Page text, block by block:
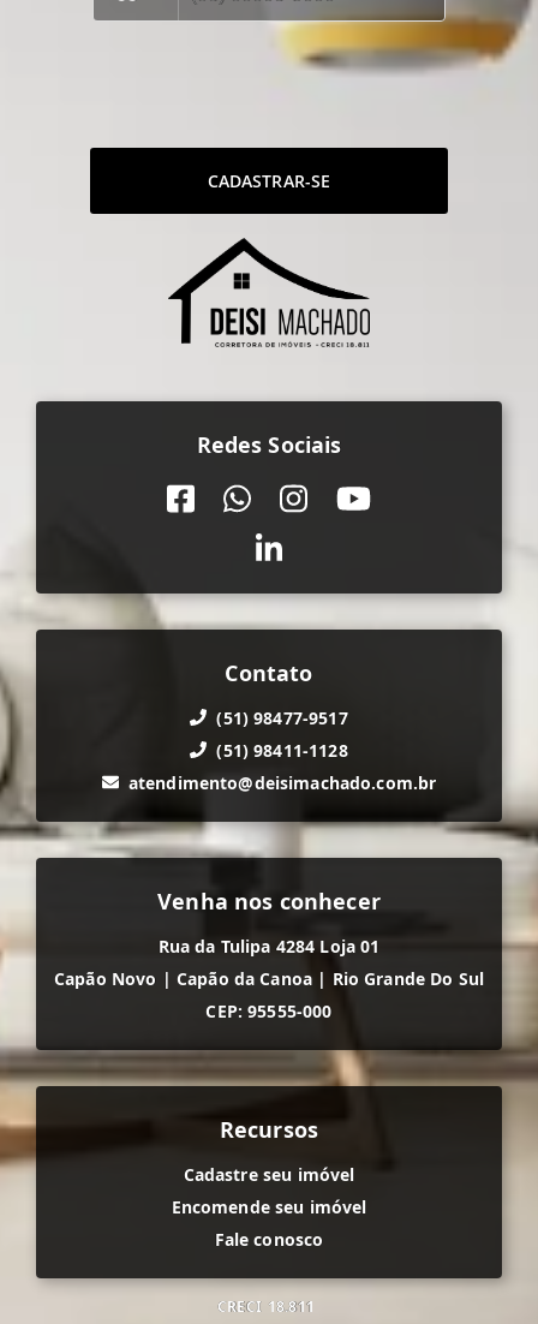
CADASTRAR-SE
Redes Sociais
Contato
(51) 98477-9517
(51) 98411-1128
atendimento@deisimachado.com.br
Venha nos conhecer
Rua da Tulipa 4284 Loja 01
Capão Novo | Capão da Canoa | Rio Grande Do Sul
CEP: 95555-000
Recursos
Cadastre seu imóvel
Encomende seu imóvel
Fale conosco
CRECI 18.811